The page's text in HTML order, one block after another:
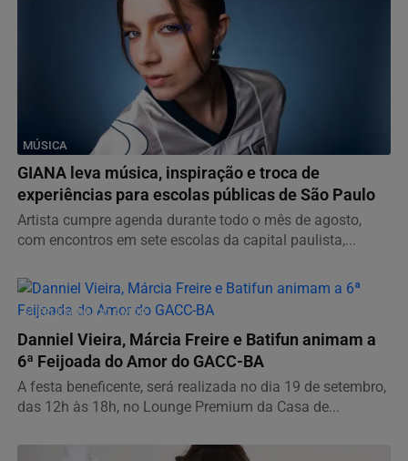
MÚSICA
GIANA leva música, inspiração e troca de
experiências para escolas públicas de São Paulo
Artista cumpre agenda durante todo o mês de agosto,
com encontros em sete escolas da capital paulista,...
6ª FEIJOADA DO AMOR
Danniel Vieira, Márcia Freire e Batifun animam a
6ª Feijoada do Amor do GACC-BA
A festa beneficente, será realizada no dia 19 de setembro,
das 12h às 18h, no Lounge Premium da Casa de...